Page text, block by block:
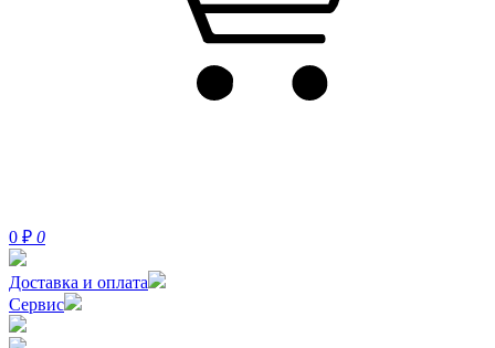
0 ₽ 0
Доставка и оплата
Сервис